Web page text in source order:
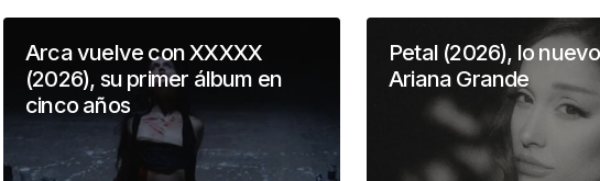
Arca vuelve con XXXXX
(2026), su primer álbum en
cinco años
Petal (2026), lo
Ariana Grande